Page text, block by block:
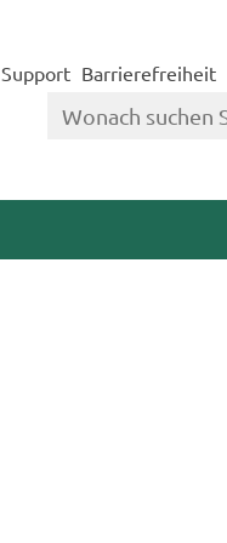
Support Barrierefreiheit